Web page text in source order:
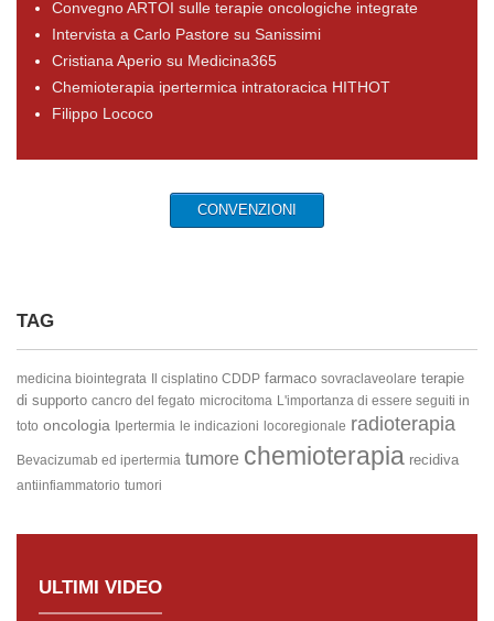
Convegno ARTOI sulle terapie oncologiche integrate
Intervista a Carlo Pastore su Sanissimi
Cristiana Aperio su Medicina365
Chemioterapia ipertermica intratoracica HITHOT
Filippo Lococo
CONVENZIONI
TAG
medicina biointegrata Il cisplatino CDDP farmaco sovraclaveolare terapie
di supporto cancro del fegato microcitoma L'importanza di essere seguiti in
toto oncologia Ipertermia le indicazioni locoregionale radioterapia
Bevacizumab ed ipertermia tumore chemioterapia recidiva
antiinfiammatorio tumori
ULTIMI VIDEO